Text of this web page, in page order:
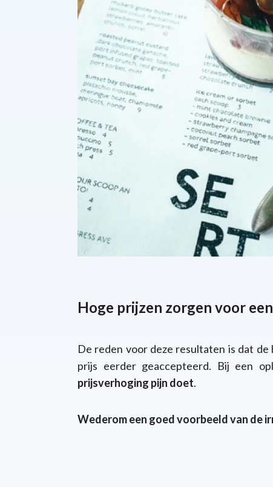
Hoge prijzen zorgen voor
De reden voor deze resultaten is dat de
prijs eerder geaccepteerd. Bij een
prijsverhoging pijn doet.
Wederom een goed voorbeeld van de